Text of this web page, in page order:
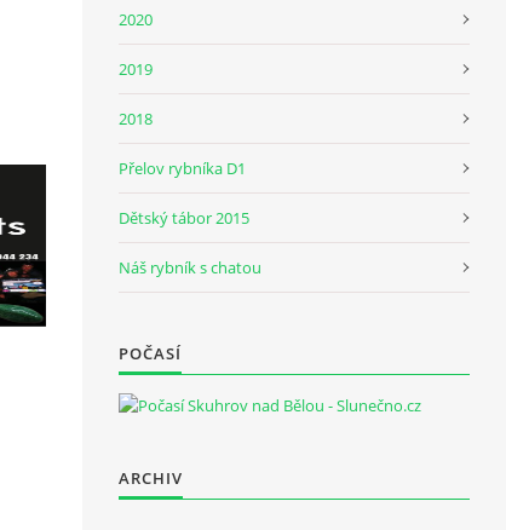
2020
2019
2018
Přelov rybníka D1
Dětský tábor 2015
Náš rybník s chatou
POČASÍ
ARCHIV